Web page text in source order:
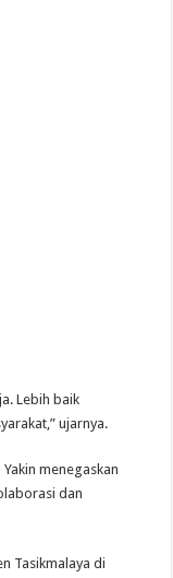
Lebih baik
ujarnya.
menegaskan
dan
Tasikmalaya di